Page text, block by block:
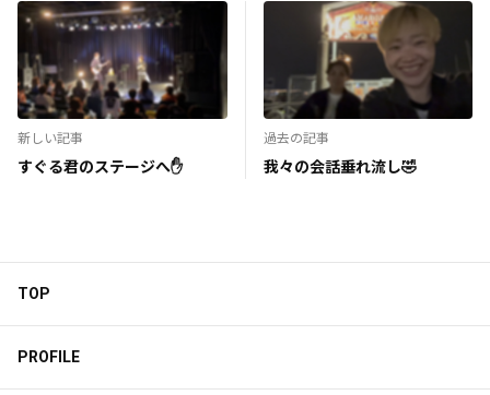
新しい記事
すぐる君のステージへ✋
過去の記事
我々の会話垂れ流し🤣
TOP
PROFILE